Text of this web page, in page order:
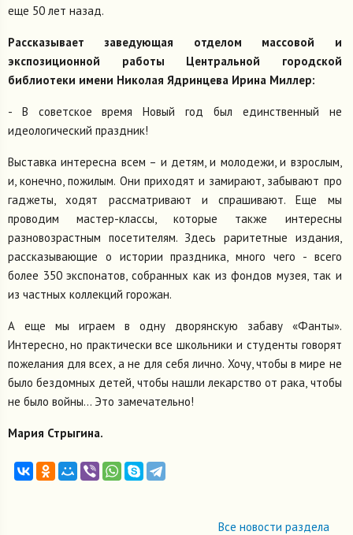
еще 50 лет назад.
Рассказываетзаведующая отделом массовой и
экспозиционной работы Центральной городской
библиотеки имени Николая Ядринцева Ирина Миллер:
- В советское время Новый год был единственный не
идеологический праздник!
Выставка интересна всем – и детям, и молодежи, и взрослым,
и, конечно, пожилым. Они приходят и замирают, забывают про
гаджеты, ходят рассматривают и спрашивают. Еще мы
проводим мастер-классы, которые также интересны
разновозрастным посетителям. Здесь раритетные издания,
рассказывающие о истории праздника, много чего - всего
более 350 экспонатов, собранных как из фондов музея, так и
из частных коллекций горожан.
А еще мы играем в одну дворянскую забаву «Фанты».
Интересно, но практически все школьники и студенты говорят
пожелания для всех, а не для себя лично. Хочу, чтобы в мире не
было бездомных детей, чтобы нашли лекарство от рака, чтобы
не было войны… Это замечательно!
Мария Стрыгина.
Все новости раздела